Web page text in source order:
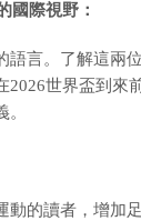
國際視野：
語言。了解這兩
2026世界盃到來
動的讀者，增加